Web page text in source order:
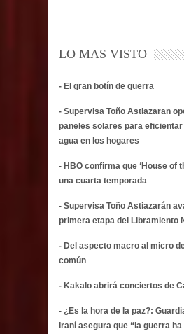
LO MAS VISTO
- El gran botín de guerra
- Supervisa Toño Astiazaran
paneles solares para
agua en los hogares
- HBO confirma que ‘House of
una cuarta temporada
- Supervisa Toño Astiazarán
primera etapa del Libramiento
- Del aspecto macro al micro
común
- Kakalo abrirá conciertos de
- ¿Es la hora de la paz?:
Iraní asegura que “la guerra